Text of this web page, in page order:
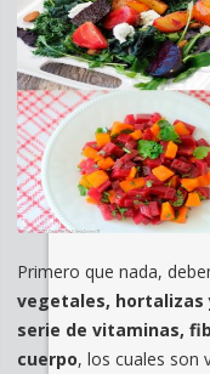
Primero que nada,
vegetales, hortalizas
serie de vitaminas,
cuerpo, los cuales son